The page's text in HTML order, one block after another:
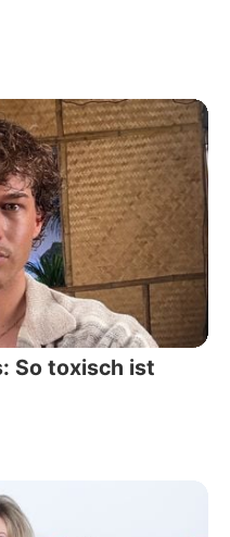
So toxisch ist